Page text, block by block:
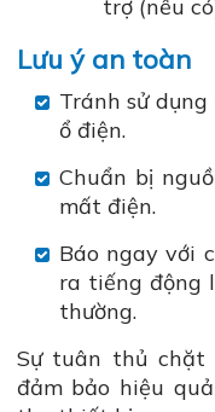
trợ (nếu
Lưu ý an toàn
Tránh sử
ổ điện.
Chuẩn bị
mất điện.
Báo ngay với
ra tiếng động
thường.
Sự tuân thủ chặt
đảm bảo hiệu